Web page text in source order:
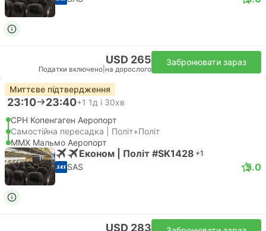
USD 265
Податки включено на дорослого
Забронювати зараз
Миттєве підтвердження
23:10 23:40+1 1д і 30хв
CPH Копенгаген Аеропорт
Самостійна пересадка | Політ+Політ
MMX Мальмо Аеропорт
Економ | Політ #SK1428 +1
SAS 5.0
USD 283